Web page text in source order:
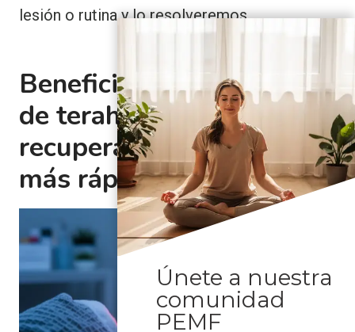
lesión o rutina y lo resolveremos.
Beneficios del dispositivo
de terahercios para una
recuperación muscular
más rápida
Únete a nuestra
comunidad
PEMF